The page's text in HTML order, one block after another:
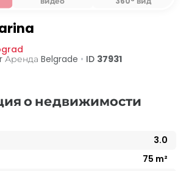
Аренда Belgrade • ID 37931
о недвижимости
3.0
75 m²